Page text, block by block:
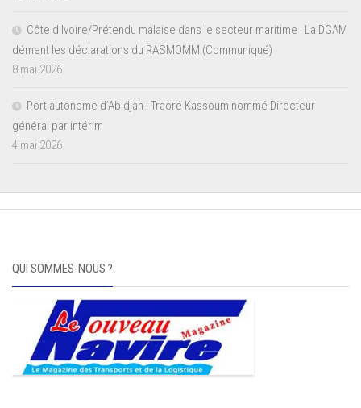
Côte d’Ivoire/Prétendu malaise dans le secteur maritime : La DGAM
dément les déclarations du RASMOMM (Communiqué)
8 mai 2026
Port autonome d’Abidjan : Traoré Kassoum nommé Directeur
général par intérim
4 mai 2026
QUI SOMMES-NOUS ?